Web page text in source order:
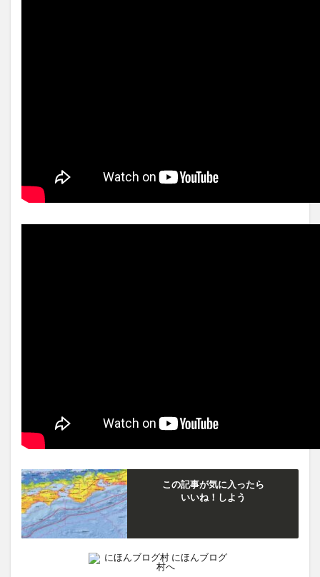
この記事が気に入ったら
いいね！しよう